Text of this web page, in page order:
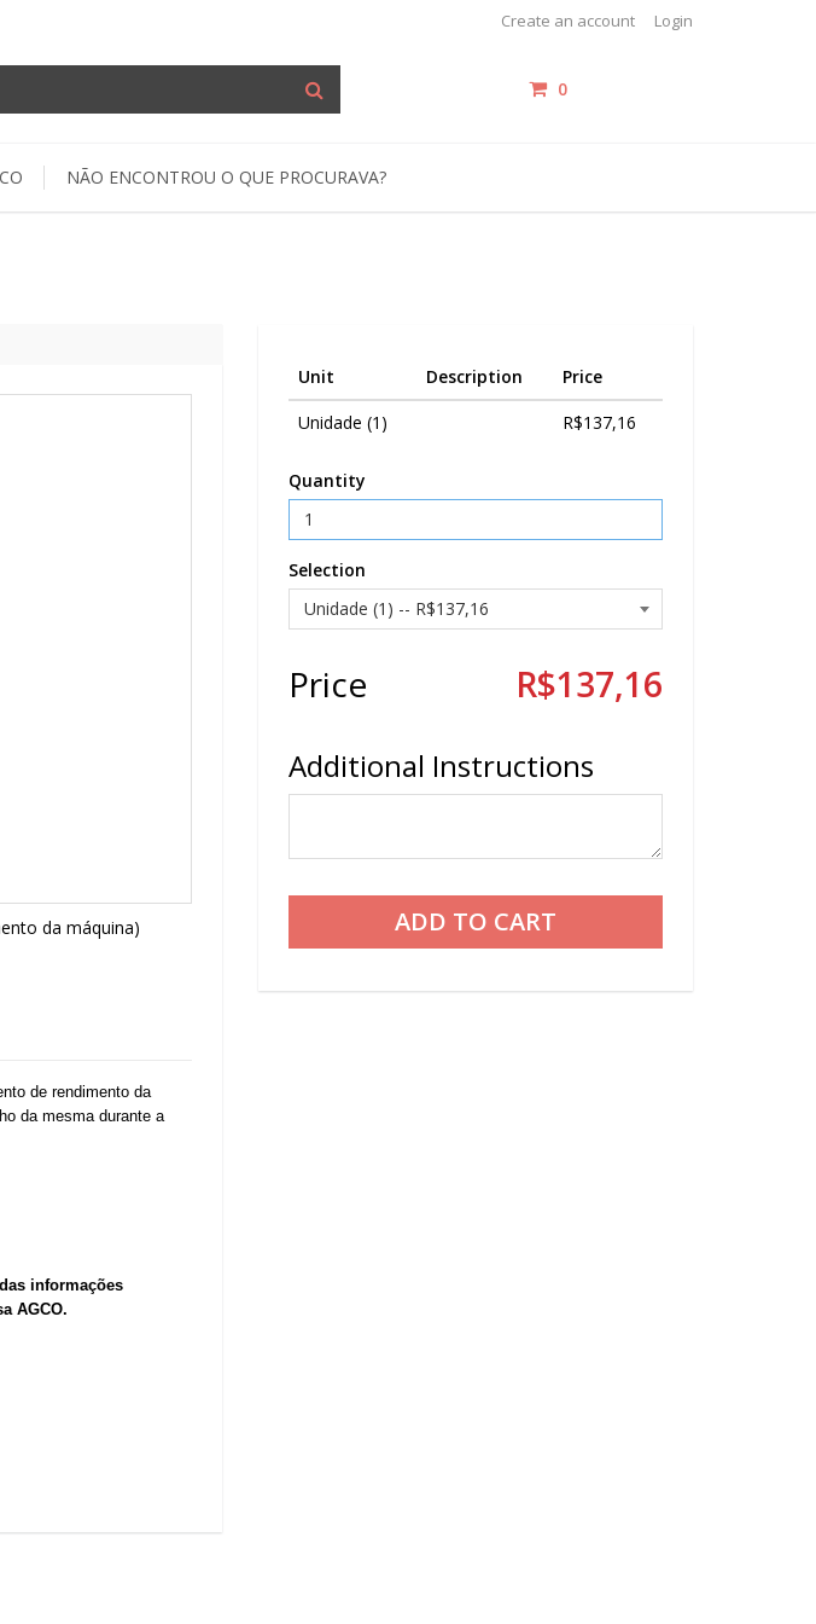
Create an account Login
0
NÃO ENCONTROU O QUE PROCURAVA?
Unit Description
Price
Unidade (1)
R$137,16
Quantity
Selection
Price R$137,16
Additional Instructions
da máquina)
de rendimento da
da mesma durante a
informações
AGCO.